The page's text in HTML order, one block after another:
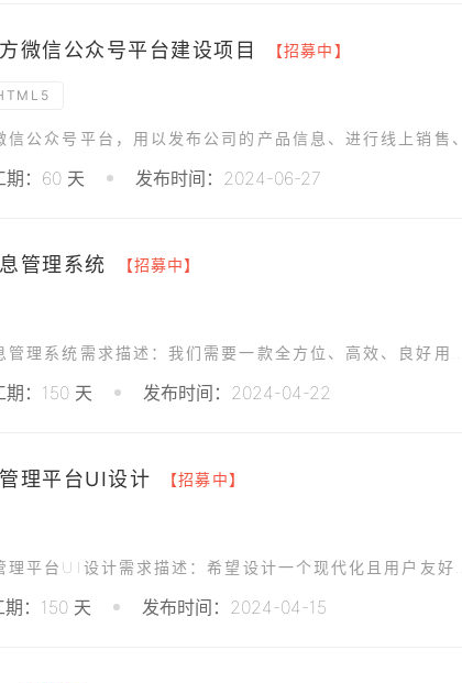
微信公众号平台建设项目 【招募中】
公众号平台，用以发布公司的产品信息、进行线上销售、
期：60 天 发布时间：2024-06-27
管理系统 【招募中】
期：150 天 发布时间：2024-04-22
理平台UI设计 【招募中】
期：150 天 发布时间：2024-04-15